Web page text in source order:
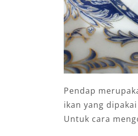
Pendap
ikan yang
Untuk cara